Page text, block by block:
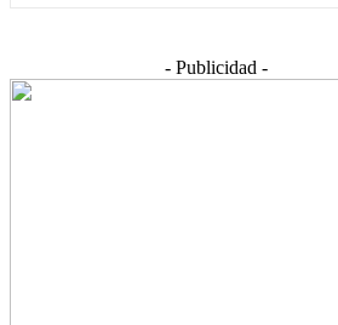
- Publicidad -